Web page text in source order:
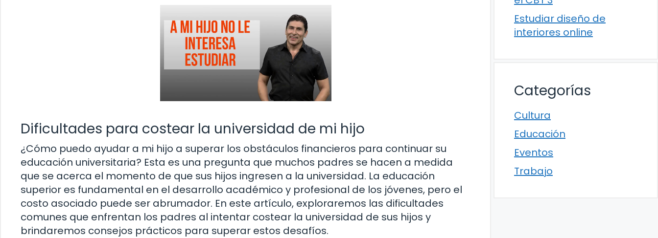
Dificultades para costear la universidad de mi hijo
¿Cómo puedo ayudar a mi hijo a superar los obstáculos financieros para continuar su
educación universitaria? Esta es una pregunta que muchos padres se hacen a medida
que se acerca el momento de que sus hijos ingresen a la universidad. La educación
superior es fundamental en el desarrollo académico y profesional de los jóvenes, pero el
costo asociado puede ser abrumador. En este artículo, exploraremos las dificultades
comunes que enfrentan los padres al intentar costear la universidad de sus hijos y
brindaremos consejos prácticos para superar estos desafíos.
Estudiar diseño de
interiores online
Categorías
Cultura
Educación
Eventos
Trabajo